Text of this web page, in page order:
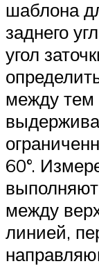
шаблона
заднего
угол
между тем
60°.
между
линией,